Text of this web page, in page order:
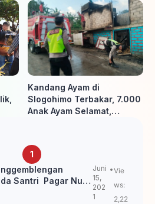
Kandang Ayam di
Slogohimo Terbakar, 7.000
Anak Ayam Selamat,
Santri Pagar Nusa
Juni
15,
202
1
Vie
ws:
2,22